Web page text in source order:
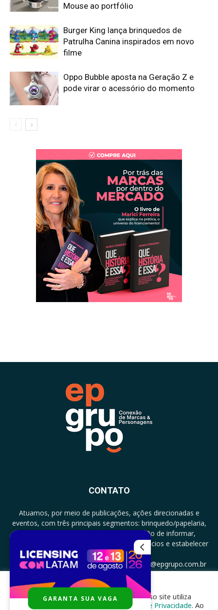
Mouse ao portfólio
Burger King lança brinquedos de
Patrulha Canina inspirados em novo
filme
Oppo Bubble aposta na Geração Z e
pode virar o acessório do momento
CONTATO
Atuamos, por meio de publicações, ações direcionadas e
eventos, com três principais segmentos: brinquedo/papelaria,
licenciamento e zero a três com a missão de informar,
documentar, proporcionar encontro de negócios e estabelecer
parcerias.
CONTATO: +5511994513097 - atendimento@epgrupo.com.br
SIGA-NOS
Para melhor experiência e navegação, nosso site utiliza
cookies, de acordo com a nossa
Política de Privacidade. Ao
GARANTA SUA VAGA